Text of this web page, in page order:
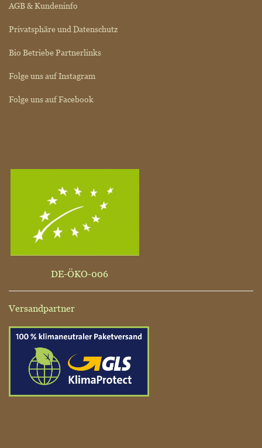
AGB & Kundeninfo
Privatsphäre und Datenschutz
Bio Betriebe Partnerlinks
Folge uns auf Instagram
Folge uns auf Facebook
DE-ÖKO-006
Versandpartner